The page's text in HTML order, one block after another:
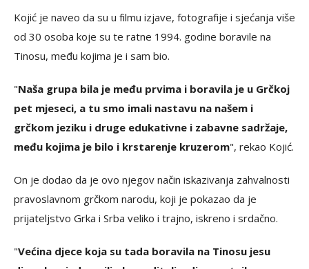
Kojić je naveo da su u filmu izjave, fotografije i sjećanja više
od 30 osoba koje su te ratne 1994. godine boravile na
Tinosu, među kojima je i sam bio.
"Naša grupa bila je među prvima i boravila je u Grčkoj
pet mjeseci, a tu smo imali nastavu na našem i
grčkom jeziku i druge edukativne i zabavne sadržaje,
među kojima je bilo i krstarenje kruzerom", rekao Kojić.
On je dodao da je ovo njegov način iskazivanja zahvalnosti
pravoslavnom grčkom narodu, koji je pokazao da je
prijateljstvo Grka i Srba veliko i trajno, iskreno i srdačno.
"Većina djece koja su tada boravila na Tinosu jesu